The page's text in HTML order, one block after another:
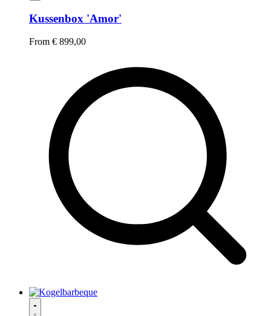
Kussenbox 'Amor'
From € 899,00